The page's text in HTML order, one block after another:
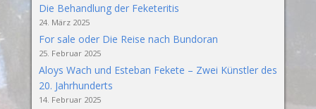
Die Behandlung der Feketeritis
24. März 2025
For sale oder Die Reise nach Bundoran
25. Februar 2025
Aloys Wach und Esteban Fekete – Zwei Künstler des
20. Jahrhunderts
14. Februar 2025